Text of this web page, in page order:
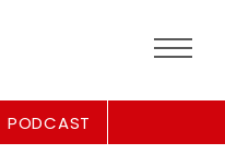
PODCAST